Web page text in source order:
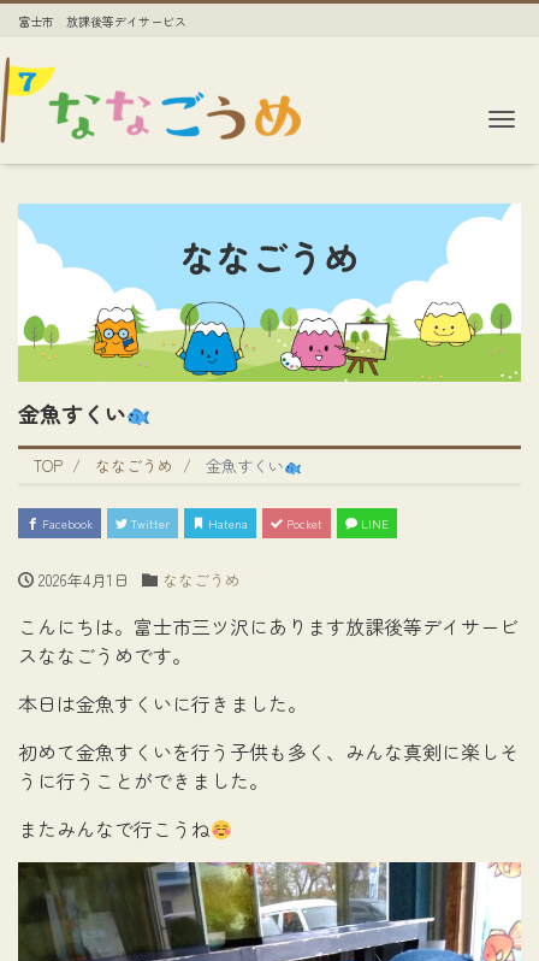
富士市 放課後等デイサービス
ななごうめ
金魚すくい
TOP ななごうめ 金魚すくい
Facebook Twitter Hatena Pocket LINE
2026年4月1日 ななごうめ
こんにちは。富士市三ツ沢にあります放課後等デイサービ
スななごうめです。
本日は金魚すくいに行きました。
初めて金魚すくいを行う子供も多く、みんな真剣に楽しそ
うに行うことができました。
またみんなで行こうね